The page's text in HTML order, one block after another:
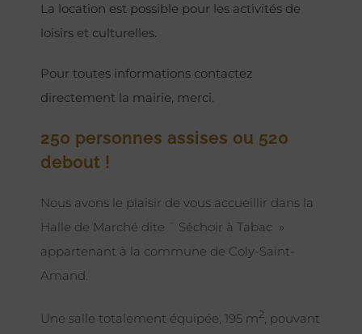
La location est possible pour les activités de
loisirs et culturelles.
Pour toutes informations contactez
directement la mairie, merci.
250 personnes assises ou 520
debout !
Nous avons le plaisir de vous accueillir dans la
Halle de Marché dite ¨ Séchoir à Tabac »
appartenant à la commune de Coly-Saint-
Amand.
Une salle totalement équipée, 195 m2, pouvant